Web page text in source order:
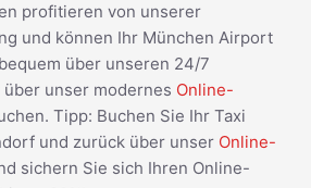
profitieren von unserer
und können Ihr München Airport
über unseren 24/7
unser modernes Online-
Tipp: Buchen Sie Ihr Taxi
und zurück über unser Online-
sichern Sie sich Ihren Online-